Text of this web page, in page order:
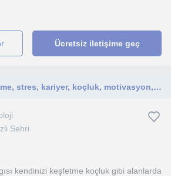
Ücretsiz iletişime geç
Sınav kaygısı , erteleme, stres, kariyer, koçluk, motivasyon, sonuç
Sehri
kendinizi keşfetme koçluk gibi alanlarda